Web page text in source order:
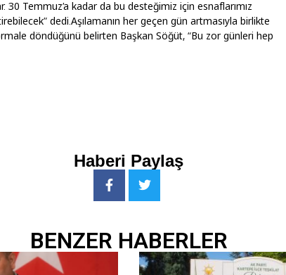
30 Temmuz’a kadar da bu desteğimiz için esnaflarımız
dedi.Aşılamanın her geçen gün artmasıyla birlikte
döndüğünü belirten Başkan Söğüt, “Bu zor günleri hep
Haberi Paylaş
BENZER HABERLER